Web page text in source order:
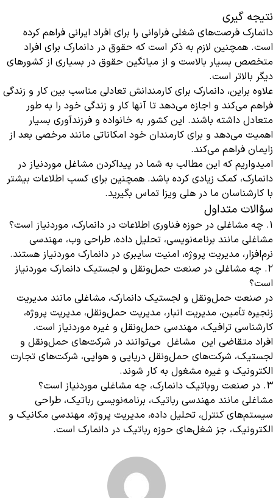
نتیجه‌ گیری
دانمارک فرصت‌های شغلی فراوانی را برای افراد ایرانی فراهم کرده
است. همچنین لازم به ذکر است که حقوق در دانمارک برای افراد
متخصص بسیار بالاست و از میانگین حقوق در بسیاری از کشورهای
دیگر بالاتر است.
علاوه براین، دانمارک برای کارمندانش تعادلی مناسب بین کار و زندگی
فراهم می‌کند و اجازه می‌دهد تا آنها کار و زندگی خود را به طور
متعادل داشته باشند. این کشور به خانواده و فرزندآوری بسیار
اهمیت می‌دهد و برای کارمندان خود امکاناتی مانند مرخصی بعد از
زایمان فراهم می‌کند.
امیدواریم که این مطالب به شما در پیداکردن مشاغل موردنیاز در
دانمارک، کمک زیادی کرده باشد. همچنین برای کسب اطلاعات بیشتر
با کارشناسان ما در هلی ویزا تماس بگیرید.
سؤالات متداول
1. چه مشاغلی در حوزه فناوری اطلاعات در دانمارک، موردنیاز است؟
مشاغلی مانند برنامه‌نویسی، تحلیل داده، طراحی وب، مهندسی
نرم‌افزار، مدیریت پروژه، امنیت سایبری در دانمارک موردنیاز هستند.
2. چه مشاغلی در صنعت حمل‌ونقل و لجستیک دانمارک موردنیاز
است؟
در صنعت حمل‌ونقل و لجستیک دانمارک، مشاغلی مانند مدیریت
زنجیره تأمین، مدیریت انبار، مدیریت حمل‌ونقل، مدیریت پروژه،
کارشناسی ترافیک، مهندسی حمل‌ونقل و غیره موردنیاز است.
افراد متقاضی این مشاغل می‌توانند در شرکت‌های حمل‌ونقل و
لجستیک، شرکت‌های حمل‌ونقل دریایی و هوایی، شرکت‌های تجارت
الکترونیک و غیره مشغول به کار شوند.
3. در صنعت روباتیک دانمارک، چه مشاغلی موردنیاز است؟
مشاغلی مانند مهندسی رباتیک، برنامه‌نویسی رباتیک، طراحی
سیستم‌های کنترل، تحلیل داده، مدیریت پروژه، مهندسی مکانیک و
الکترونیک، جز شغل‌های حوزه رباتیک در دانمارک است.